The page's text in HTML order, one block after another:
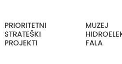
PRIORITETNI
STRATEŠKI
PROJEKTI
MUZEJ
FALA